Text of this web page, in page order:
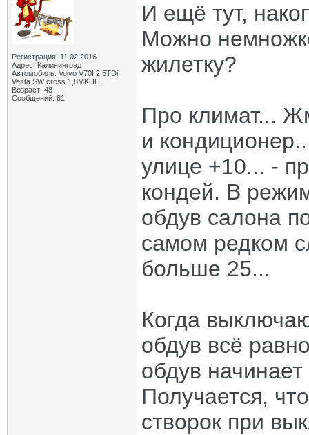
Регистрация: 11.02.2016
Адрес: Калининград
Автомобиль: Volvo V70I 2,5TDi.
Vesta SW cross 1,8MKПП.
Возраст: 48
Сообщений: 81
И ещё тут,
Можно
жилетку?
Про климат...
и
улице +10... -
кондей. В
обдув салона
самом редком
больше 25...
Когда
обдув всё
обдув
Получается,
створок при